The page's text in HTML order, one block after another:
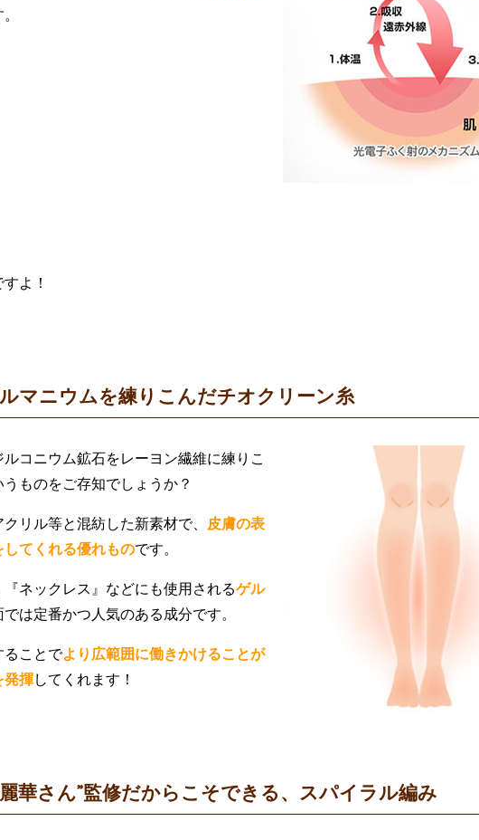
よ！
マニウムを練りこんだチオクリーン糸
コニウム鉱石をレーヨン繊維に練りこ
うものをご存知でしょうか？
リル等と混紡した新素材で、 皮膚の表
てくれる優れものです。
ネックレス』などにも使用されるゲル
は定番かつ人気のある成分です。
ることでより広範囲に働きかけることが
発揮してくれます！
華さん”監修だからこそできる、スパイラル編み